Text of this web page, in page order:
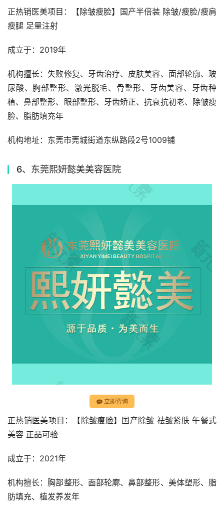
正热销医美项目：【除皱瘦脸】国产半倍装 除皱/瘦脸/瘦肩
瘦腿 足量注射
成立于：2019年
机构擅长：失败修复、牙齿治疗、皮肤美容、面部轮廓、玻
尿酸、胸部整形、激光脱毛、骨整形、牙齿美容、牙齿种
植、鼻部整形、眼部整形、牙齿矫正、抗衰抗初老、除皱瘦
脸、脂肪填充年
机构地址：东莞市莞城街道东纵路段2号1009铺
6、东莞熙妍懿美美容医院
立即咨询
正热销医美项目：【除皱瘦脸】国产除皱 祛皱紧肤 午餐式
美容 正品可验
成立于：2021年
机构擅长：胸部整形、面部轮廓、鼻部整形、美体塑形、脂
肪填充、植发养发年